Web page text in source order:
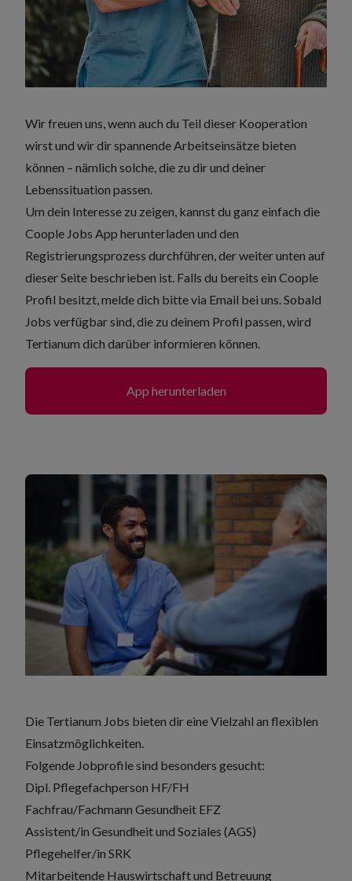
Wir freuen uns, wenn auch du Teil dieser Kooperation
wirst und wir dir spannende Arbeitseinsätze bieten
können – nämlich solche, die zu dir und deiner
Lebenssituation passen.
Um dein Interesse zu zeigen, kannst du ganz einfach die
Coople Jobs App herunterladen und den
Registrierungsprozess durchführen, der weiter unten auf
dieser Seite beschrieben ist. Falls du bereits ein Coople
Profil besitzt,melde dich bitte via Email bei uns. Sobald
Jobs verfügbar sind, die zu deinem Profil passen, wird
Tertianum dich darüber informieren können.
App herunterladen
Die Tertianum Jobs bieten dir eine Vielzahl an flexiblen
Einsatzmöglichkeiten.
Folgende Jobprofile sind besonders gesucht:
Dipl. Pflegefachperson HF/FH
Fachfrau/Fachmann Gesundheit EFZ
Assistent/in Gesundheit und Soziales (AGS)
Pflegehelfer/in SRK
Mitarbeitende Hauswirtschaft und Betreuung